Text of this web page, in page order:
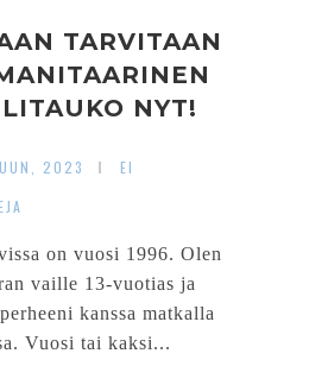
TARVITAAN
NYT!
2023
EI
on vuosi 1996. Olen
vaille 13-vuotias ja
kanssa matkalla
Vuosi tai kaksi...